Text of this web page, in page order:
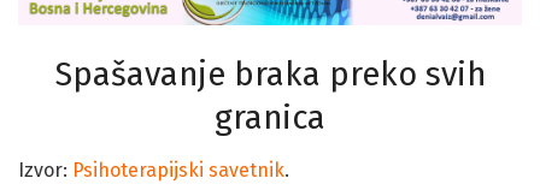
Spašavanje braka preko svih
granica
Izvor: Psihoterapijski savetnik.